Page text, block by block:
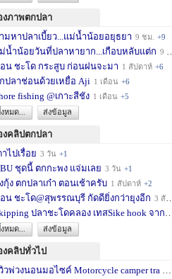
งภาพตกปลา
มหาปลาเบี้ยว...แม่น้ำน้อยอยุธยา 9 ชม. +9
น้ำน้อยวันที่ปลาหายาก...เกือบหลับแต่ก 9 ชม.
น ชะโด กระสูบ ก่อนฝนจะมา 1 สัปดาห์ +6
ปลาช่อนด้วยเหยื่อ Aji 1 เดือน +6
fishing @เกาะสีชัง 1 เดือน +5
หมด...
ส่งข้อมูล
งคลิปตกปลา
าไปเรื่อย 3 วัน +1
ชุดนี้ ตกกะพง แจ่มเลย 3 วัน +1
กุ้ง ตกปลาเก๋า ตอนเช้าครับ 1 สัปดาห์ +2
น ชะโด@สุพรรณบุรี กัดดียิ่งกว่ายุงอีก 3 สัปดาห์
ปลาชะโดคลอง เทสSike hook จากLF
หมด...
ส่งข้อมูล
งคลิปทั่วไป
วพ่วงนอนมอไซค์ Motorcycle camper tra